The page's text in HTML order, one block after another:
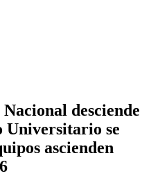
desciende
Universitario se
ascienden